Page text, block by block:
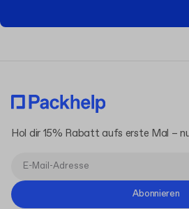
Hol dir 15% Rabatt aufs erste Mal –
Abonnieren